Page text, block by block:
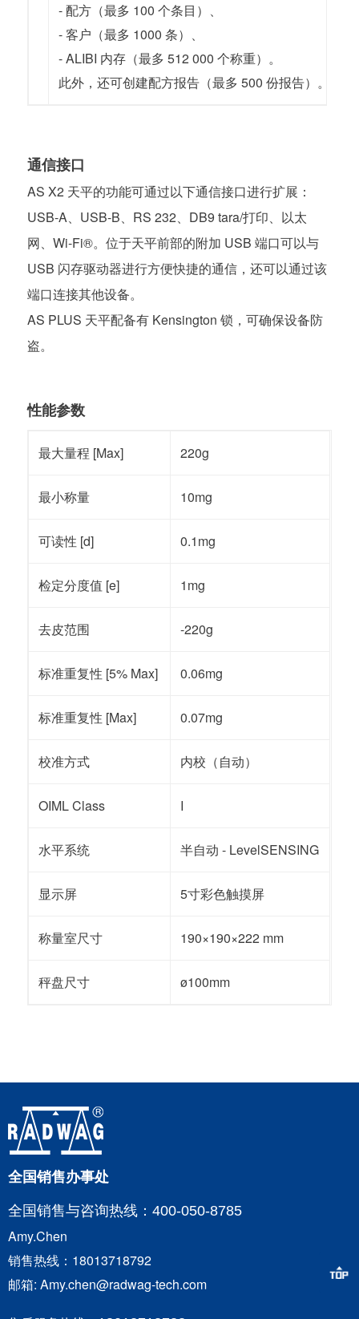
- 配方（最多 100 个条目）、
- 客户（最多 1000 条）、
- ALIBI 内存（最多 512 000 个称重）。
此外，还可创建配方报告（最多 500 份报告）。
通信接口
AS X2 天平的功能可通过以下通信接口进行扩展：
USB-A、USB-B、RS 232、DB9 tara/打印、以太
网、Wi-Fi®。位于天平前部的附加 USB 端口可以与
USB 闪存驱动器进行方便快捷的通信，还可以通过该
端口连接其他设备。
AS PLUS 天平配备有 Kensington 锁，可确保设备防
盗。
性能参数
最大量程 [Max] 220g
最小称量 10mg
可读性 [d] 0.1mg
检定分度值 [e] 1mg
去皮范围 -220g
标准重复性 [5% Max] 0.06mg
标准重复性 [Max] 0.07mg
校准方式 内校（自动）
OIML Class I
水平系统 半自动 - LevelSENSING
显示屏 5寸彩色触摸屏
称量室尺寸 190×190×222 mm
秤盘尺寸 ø100mm
全国销售办事处
全国销售与咨询热线：400-050-8785
Amy.Chen
销售热线：18013718792
邮箱: Amy.chen@radwag-tech.com